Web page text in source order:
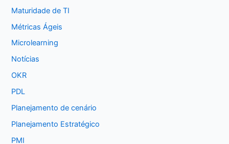
Maturidade de TI
Métricas Ágeis
Microlearning
Notícias
OKR
PDL
Planejamento de cenário
Planejamento Estratégico
PMI